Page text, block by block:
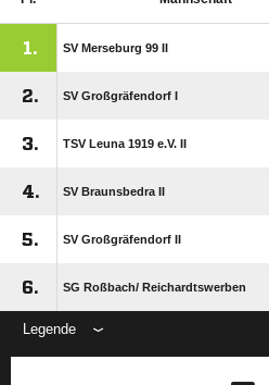
1. SV Merseburg 99 II
2. SV Großgräfendorf I
3. TSV Leuna 1919 e.V. II
4. SV Braunsbedra II
5. SV Großgräfendorf II
6. SG Roßbach/​ Reichardtswerben
Legende
ANZEIGE